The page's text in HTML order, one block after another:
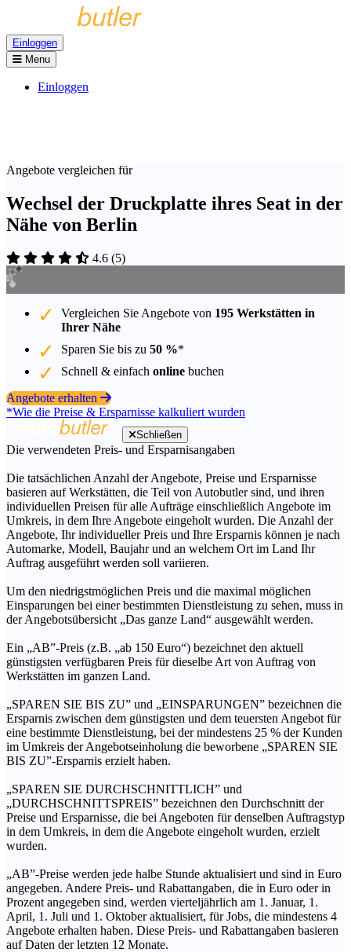
Einloggen
Menu
Einloggen
Angebote vergleichen für
Wechsel der Druckplatte ihres Seat in der
Nähe von Berlin
4.6 (5)
Vergleichen Sie Angebote von 195 Werkstätten in
Ihrer Nähe
Sparen Sie bis zu 50 %*
Schnell & einfach online buchen
Angebote erhalten
*Wie die Preise & Ersparnisse kalkuliert wurden
Schließen
Die verwendeten Preis- und Ersparnisangaben
Die tatsächlichen Anzahl der Angebote, Preise und Ersparnisse
basieren auf Werkstätten, die Teil von Autobutler sind, und ihren
individuellen Preisen für alle Aufträge einschließlich Angebote im
Umkreis, in dem Ihre Angebote eingeholt wurden. Die Anzahl der
Angebote, Ihr individueller Preis und Ihre Ersparnis können je nach
Automarke, Modell, Baujahr und an welchem Ort im Land Ihr
Auftrag ausgeführt werden soll variieren.
Um den niedrigstmöglichen Preis und die maximal möglichen
Einsparungen bei einer bestimmten Dienstleistung zu sehen, muss in
der Angebotsübersicht „Das ganze Land“ ausgewählt werden.
Ein „AB”-Preis (z.B. „ab 150 Euro“) bezeichnet den aktuell
günstigsten verfügbaren Preis für dieselbe Art von Auftrag von
Werkstätten im ganzen Land.
„SPAREN SIE BIS ZU” und „EINSPARUNGEN” bezeichnen die
Ersparnis zwischen dem günstigsten und dem teuersten Angebot für
eine bestimmte Dienstleistung, bei der mindestens 25 % der Kunden
im Umkreis der Angebotseinholung die beworbene „SPAREN SIE
BIS ZU”-Ersparnis erzielt haben.
„SPAREN SIE DURCHSCHNITTLICH” und
„DURCHSCHNITTSPREIS” bezeichnen den Durchschnitt der
Preise und Ersparnisse, die bei Angeboten für denselben Auftragstyp
in dem Umkreis, in dem die Angebote eingeholt wurden, erzielt
wurden.
„AB”-Preise werden jede halbe Stunde aktualisiert und sind in Euro
angegeben. Andere Preis- und Rabattangaben, die in Euro oder in
Prozent angegeben sind, werden vierteljährlich am 1. Januar, 1.
April, 1. Juli und 1. Oktober aktualisiert, für Jobs, die mindestens 4
Angebote erhalten haben. Diese Preis- und Rabattangaben basieren
auf Daten der letzten 12 Monate.